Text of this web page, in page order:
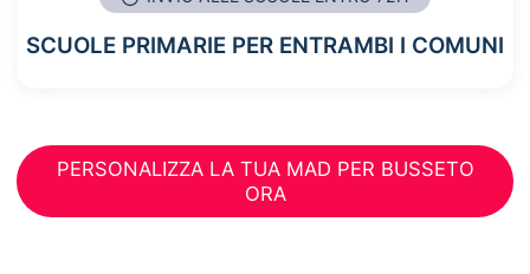
SCUOLE PRIMARIE PER ENTRAMBI I COMUNI
PERSONALIZZA LA TUA MAD PER BUSSETO
ORA